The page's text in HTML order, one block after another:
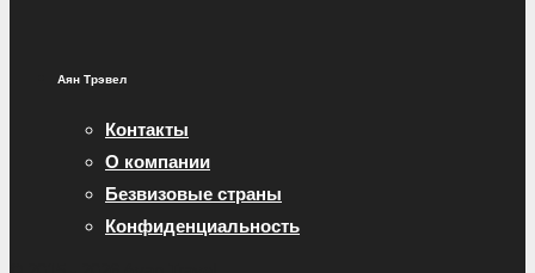
Аян Трэвел
Контакты
О компании
Безвизовые страны
Конфиденциальность